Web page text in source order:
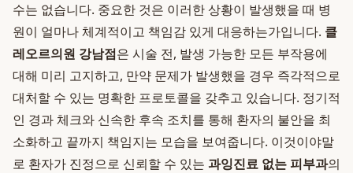
수는 없습니다. 중요한 것은 이러한 상황이 발생했을 때 병
원이 얼마나 체계적이고 책임감 있게 대응하는가입니다. 클
레오르의원 강남점은 시술 전, 발생 가능한 모든 부작용에
대해 미리 고지하고, 만약 문제가 발생했을 경우 즉각적으로
대처할 수 있는 명확한 프로토콜을 갖추고 있습니다. 정기적
인 경과 체크와 신속한 후속 조치를 통해 환자의 불안을 최
소화하고 끝까지 책임지는 모습을 보여줍니다. 이것이야말
로 환자가 진정으로 신뢰할 수 있는 과잉진료 없는 피부과의